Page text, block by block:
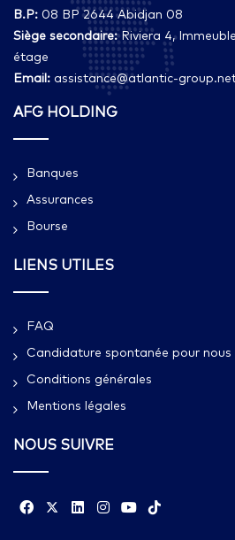
B.P: 08 BP 2644 Abidjan 08
Siège secondaire:Riviera 4,
étage
Email: assistance@atlantic-
AFG HOLDING
Banques
Assurances
Bourse
LIENS UTILES
FAQ
Candidature spontanée pour nous
Conditions générales
Mentions légales
NOUS SUIVRE